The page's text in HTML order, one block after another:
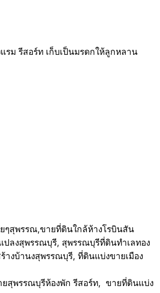
รม รีสอร์ท เก็บเป็นมรดกให้ลูกหลาน
ๆสุพรรณ,ขายที่ดินใกล้ห้างโรบินสัน
ลงสุพรรณบุรี, สุพรรณบุรีที่ดินทำเลทอง
งบ้านงสุพรรณบุรี, ที่ดินแบ่งขายเมือง
สุพรรณบุรีห้องพัก รีสอร์ท, ขายที่ดินแบ่ง